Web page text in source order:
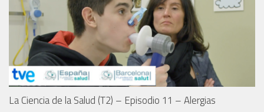
La Ciencia de la Salud (T2) – Episodio 11 – Alergias